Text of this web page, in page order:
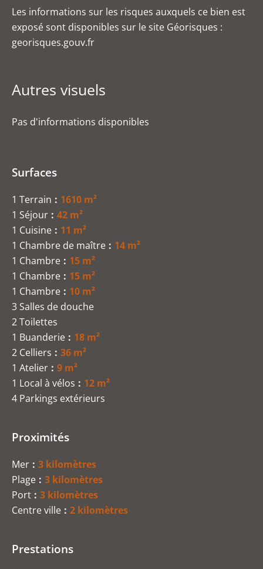
Les informations sur les risques auxquels ce bien est
exposé sont disponibles sur le site Géorisques :
georisques.gouv.fr
Autres visuels
Pas d'informations disponibles
Surfaces
1 Terrain
1610 m²
1 Séjour
42 m²
1 Cuisine
11 m²
1 Chambre de maître
14 m²
1 Chambre
15 m²
1 Chambre
15 m²
1 Chambre
10 m²
3 Salles de douche
2 Toilettes
1 Buanderie
18 m²
2 Celliers
36 m²
1 Atelier
9 m²
1 Local à vélos
12 m²
4 Parkings extérieurs
Proximités
Mer
3 kilomètres
Plage
3 kilomètres
Port
3 kilomètres
Centre ville
2 kilomètres
Prestations